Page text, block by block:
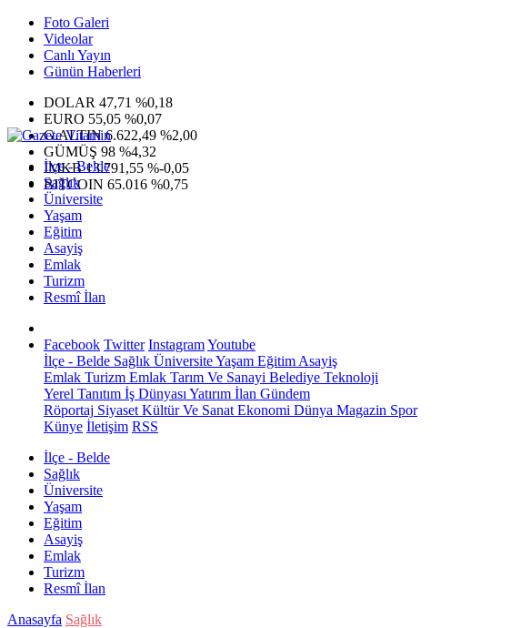
Foto Galeri
Videolar
Canlı Yayın
Günün Haberleri
DOLAR 47,71 %0,18
EURO 55,05 %0,07
G.ALTIN6.622,49 %2,00
GÜMÜŞ 98 %4,32
IMKB13.791,55 %-0,05
BITCOIN 65.016 %0,75
İlçe - Belde
Sağlık
Üniversite
Yaşam
Eğitim
Asayiş
Emlak
Turizm
Resmî İlan
Facebook Twitter InstagramYoutube
İlçe - Belde Sağlık ÜniversiteYaşam Eğitim Asayiş
Emlak Turizm Emlak Tarım Ve Sanayi Belediye Teknoloji
Yerel Tanıtım İş Dünyası Yatırım İlan Gündem
Röportaj Siyaset Kültür Ve Sanat Ekonomi Dünya Magazin Spor
Künye İletişim RSS
İlçe - Belde
Sağlık
Üniversite
Yaşam
Eğitim
Asayiş
Emlak
Turizm
Resmî İlan
Anasayfa Sağlık